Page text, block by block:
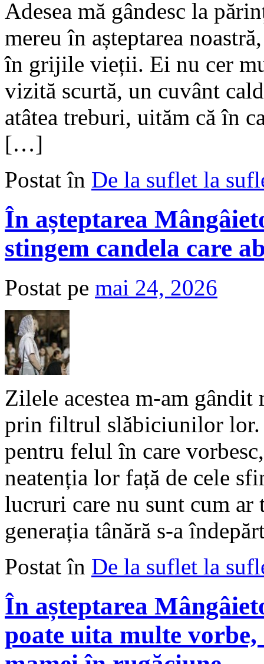
Adesea mă gândesc la
mereu în așteptarea
în grijile vieții. Ei nu cer
vizită scurtă, un cuvânt
atâtea treburi, uităm că în
[…]
Postat în De la suflet la
În așteptarea
stingem candela care
Postat pe mai 24, 2026
Zilele acestea m-am
prin filtrul slăbiciunilor lor.
pentru felul în care
neatenția lor față de cele
lucruri care nu sunt cum ar
generația tânără s-a
Postat în De la suflet la
În așteptarea
poate uita multe